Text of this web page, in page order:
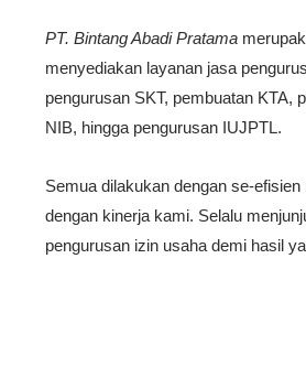
PT. Bintang Abadi Pratama
menyediakan layanan jasa
pengurusan SKT, pembuatan KTA,
NIB, hingga pengurusan IUJPTL.
Semua dilakukan dengan se-
dengan kinerja kami. Selalu
pengurusan izin usaha demi hasil